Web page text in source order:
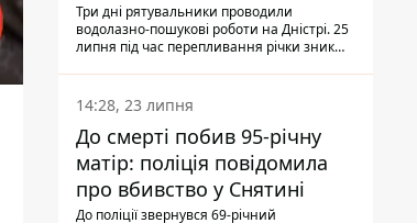
Три дні рятувальники проводили
водолазно-пошукові роботи на Дністрі. 25
липня під час перепливання річки зник
виявили тіло.
14:28, 23 липня
До смерті побив 95-річну
матір: поліція повідомила
про вбивство у Снятині
До поліції звернувся 69-річний